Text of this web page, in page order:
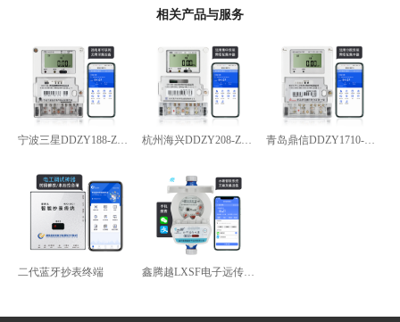
相关产品与服务
宁波三星DDZY188-Z型4G通讯智能电能表杭州海兴DDZY208-Z型RS485通讯智能电能表
青岛鼎信DDZY1710-Z型单
二代蓝牙抄表终端 鑫腾越LXSF电子远传智能水表